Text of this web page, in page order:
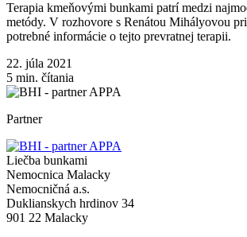
Terapia kmeňovými bunkami patrí medzi
metódy. V rozhovore s Renátou Mihályovou
potrebné informácie o tejto prevratnej terapii.
22. júla 2021
5 min. čítania
Partner
Liečba bunkami
Nemocnica Malacky
Nemocničná a.s.
Duklianskych hrdinov 34
901 22 Malacky